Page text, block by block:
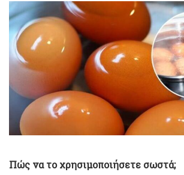
Πώς να το χρησιμοποιήσετε σωστά;